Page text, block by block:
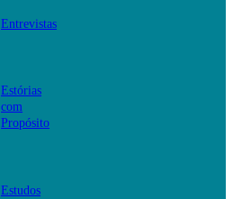
Entrevistas
Estórias
com
Propósito
Estudos